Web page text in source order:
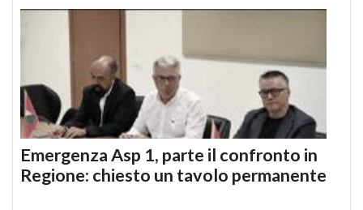
Emergenza Asp 1, parte il confronto in
Regione: chiesto un tavolo permanente